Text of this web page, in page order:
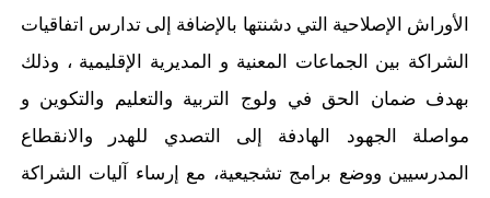
الأوراش الإصلاحية التي دشنتها بالإضافة إلى تدارس اتفاقيات
الشراكة بين الجماعات المعنية و المديرية الإقليمية ، وذلك
بهدف ضمان الحق في ولوج التربية والتعليم والتكوين و
مواصلة الجهود الهادفة إلى التصدي للهدر والانقطاع
المدرسيين ووضع برامج تشجيعية، مع إرساء آليات الشراكة